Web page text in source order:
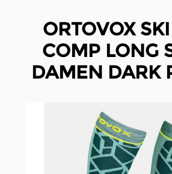
ORTOVOX
COMP LONG
DAMEN DARK
Clicken, um das Karussell zu